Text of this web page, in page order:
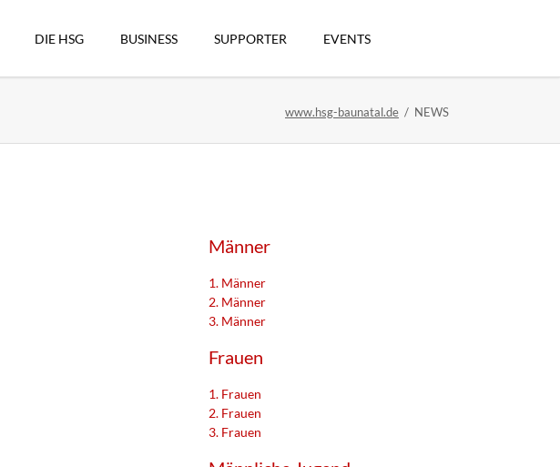
DIE HSG BUSINESS SUPPORTER EVENTS
www.hsg-baunatal.de NEWS
Männer
1. Männer
2. Männer
3. Männer
Frauen
1. Frauen
2. Frauen
3. Frauen